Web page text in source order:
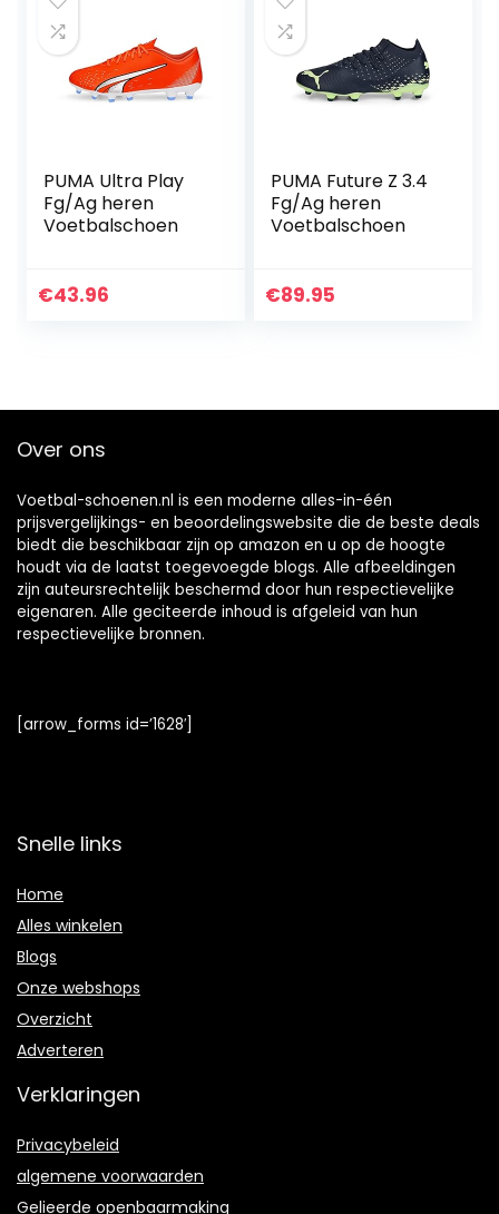
PUMA Ultra Play
Fg/Ag heren
Voetbalschoen
€43.96
PUMA Future Z 3.4
Fg/Ag heren
Voetbalschoen
€89.95
Over ons
Voetbal-schoenen.nl is een moderne alles-in-één
prijsvergelijkings- en beoordelingswebsite die de beste deals
biedt die beschikbaar zijn op amazon en u op de hoogte
houdt via de laatst toegevoegde blogs. Alle afbeeldingen
zijn auteursrechtelijk beschermd door hun respectievelijke
eigenaren. Alle geciteerde inhoud is afgeleid van hun
respectievelijke bronnen.
[arrow_forms id=’1628′]
Snelle links
Home
Alles winkelen
Blogs
Onze webshops
Overzicht
Adverteren
Verklaringen
Privacybeleid
algemene voorwaarden
Gelieerde openbaarmaking